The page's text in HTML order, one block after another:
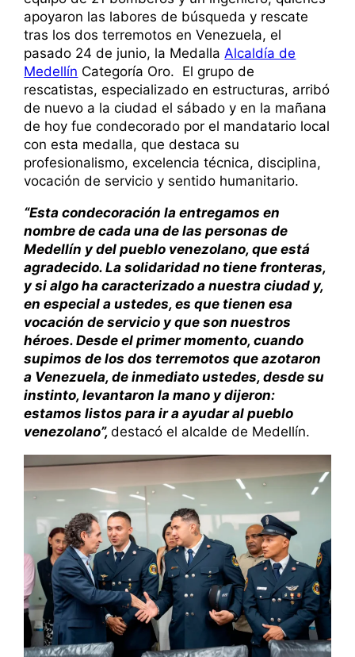
apoyaron las labores de búsqueda y rescate
tras los dos terremotos en Venezuela, el
pasado 24 de junio, la MedallaAlcaldía de
Medellín Categoría Oro. El grupo de
rescatistas, especializado en estructuras, arribó
de nuevo a la ciudad el sábado y en la mañana
de hoy fue condecorado por el mandatario local
con esta medalla, que destaca su
profesionalismo, excelencia técnica, disciplina,
vocación de servicio y sentido humanitario.
“Esta condecoración la entregamos en
nombre de cada una de las personas de
Medellín y del pueblo venezolano, que está
agradecido. La solidaridad no tiene fronteras,
y si algo ha caracterizado a nuestra ciudad y,
en especial a ustedes, es que tienen esa
vocación de servicio y que son nuestros
héroes. Desde el primer momento, cuando
supimos de los dos terremotos que azotaron
a Venezuela, de inmediato ustedes, desde su
instinto, levantaron la mano y dijeron:
estamos listos para ir a ayudar al pueblo
venezolano”,destacó el alcalde de Medellín.